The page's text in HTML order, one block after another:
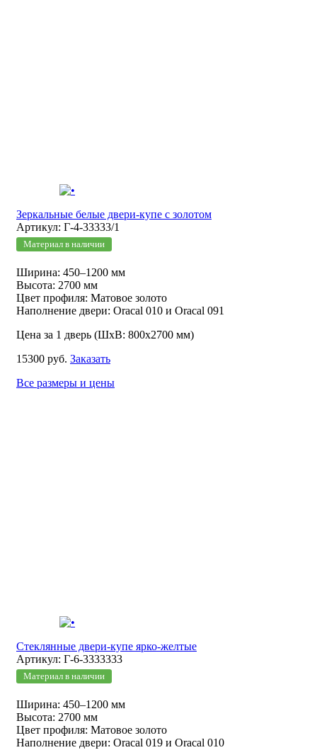
Зеркальные белые двери-купе с золотом
Артикул: Г-4-33333/1
Материал в наличии
Ширина: 450–1200 мм
Высота: 2700 мм
Цвет профиля: Матовое золото
Наполнение двери: Oracal 010 и Oracal 091
Цена за 1 дверь (ШхВ: 800х2700 мм)
15300 руб. Заказать
Все размеры и цены
Стеклянные двери-купе ярко-желтые
Артикул: Г-6-3333333
Материал в наличии
Ширина: 450–1200 мм
Высота: 2700 мм
Цвет профиля: Матовое золото
Наполнение двери: Oracal 019 и Oracal 010